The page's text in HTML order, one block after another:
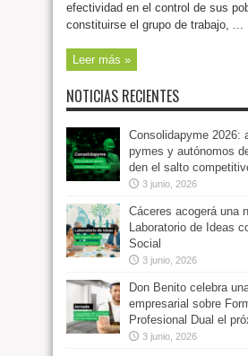
efectividad en el control de sus
constituirse el grupo de trabajo, ...
Leer más »
NOTICIAS RECIENTES
Consolidapyme 2026:
pymes y autónomos
den el salto
3 junio, 2026
Cáceres acogerá una
Laboratorio de Ideas
Social
3 junio, 2026
Don Benito celebra
empresarial sobre
Profesional Dual el
3 junio, 2026